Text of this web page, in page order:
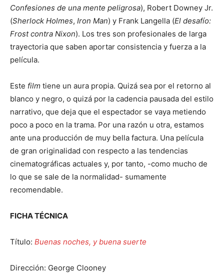
Confesiones de una mente peligrosa), Robert Downey Jr.
(Sherlock Holmes, Iron Man) y Frank Langella (El desafío:
Frost contra Nixon). Los tres son profesionales de larga
trayectoria que saben aportar consistencia y fuerza a la
película.
Este film tiene un aura propia. Quizá sea por el retorno al
blanco y negro, o quizá por la cadencia pausada del estilo
narrativo, que deja que el espectador se vaya metiendo
poco a poco en la trama. Por una razón u otra, estamos
ante una producción de muy bella factura. Una película
de gran originalidad con respecto a las tendencias
cinematográficas actuales y, por tanto, -como mucho de
lo que se sale de la normalidad- sumamente
recomendable.
FICHA TÉCNICA
Título: Buenas noches, y buena suerte
Dirección: George Clooney